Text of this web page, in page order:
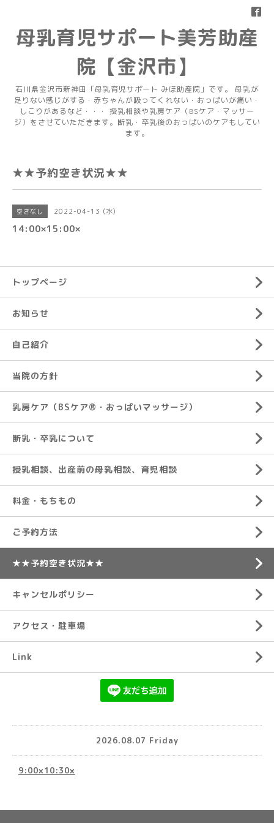
母乳育児サポート美芳助産
院【金沢市】
石川県金沢市新神田「母乳育児サポート みほ助産院」です。 母乳が
足りない感じがする・赤ちゃんが吸ってくれない・おっぱいが痛い・
しこりがあるなど・・・ 授乳相談や乳房ケア（BSケア・マッサー
ジ）をさせていただきます。断乳・卒乳後のおっぱいのケアもしてい
ます。
★★予約空き状況★★
空きなし 2022-04-13 (水)
14:00×15:00×
トップページ
お知らせ
自己紹介
当院の方針
乳房ケア（BSケア®︎・おっぱいマッサージ）
断乳・卒乳について
授乳相談、出産前の母乳相談、育児相談
料金・もちもの
ご予約方法
★★予約空き状況★★
キャンセルポリシー
アクセス・駐車場
Link
2026.08.07 Friday
9:00×10:30×